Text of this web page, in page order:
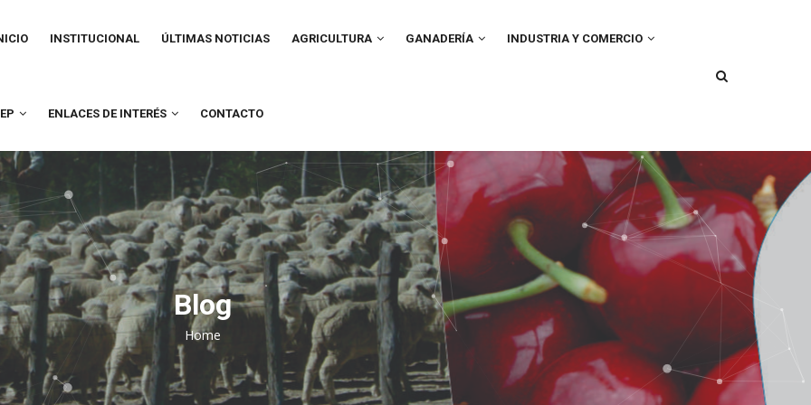
INSTITUCIONAL ÚLTIMAS NOTICIAS AGRICULTURA GANADERÍA INDUSTRIA Y COMERCIO
ENLACES DE INTERÉS CONTACTO
Blog
Breadcrumb
Home